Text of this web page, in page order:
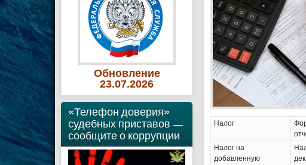
Обновление
23.07.2026
«Телефон доверия»
судебных приставов —
сообщите о коррупции
Налог
Налог на
добавленную